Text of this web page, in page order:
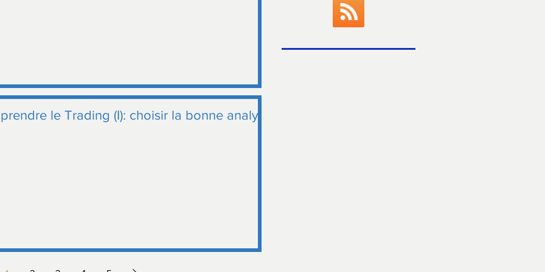
le Trading (I): choisir la bonne analyse